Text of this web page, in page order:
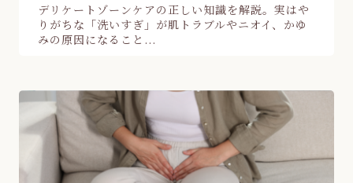
デリケートゾーンケアの正しい知識を解説。実はや
りがちな「洗いすぎ」が肌トラブルやニオイ、かゆ
みの原因になること...